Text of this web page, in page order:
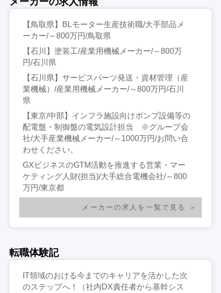
【鳥取県】BLモーター生産技術職/大手部品メ
ーカー/～800万円/鳥取県
【石川】塗装工/産業用機械メーカー/～800万
円/石川県
【石川県】サービスパーツ発送・資材管理（産
業機械）/産業用機械メーカー/～800万円/石川
県
【東京/中部】インフラ施設向けポンプ設備等の
配電盤・制御盤の電気設計担当 ※グループ会
社/大手産業機械メーカー/～1000万円/お問い合
わせください。
GXビジネスのGTM活動を推進する営業・マー
ケティング人財(担当)/大手総合電機会社/～800
万円/東京都
メーカーの求人を一覧で見る
転職体験記
IT領域のおける今までのキャリアを活かした次
のステップへ！（社内DX責任者から基幹シス